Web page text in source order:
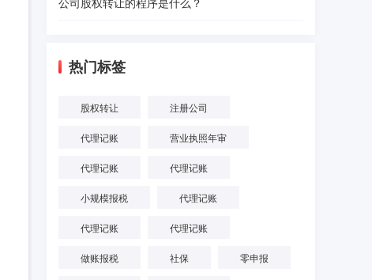
热门标签
股权转让 注册公司
代理记账 营业执照年审
代理记账 代理记账
小规模报税 代理记账
代理记账 代理记账
做账报税 社保 零申报